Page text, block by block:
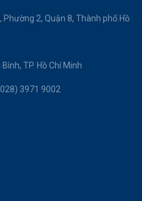
2, Quận 8, Thành phố Hồ
TP. Hồ Chí Minh
3971 9002